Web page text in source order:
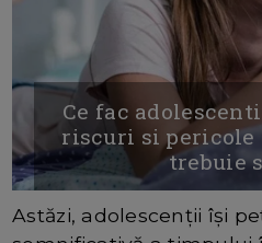
Ce fac
riscuri si
trebuie
Astăzi, adolescenții își